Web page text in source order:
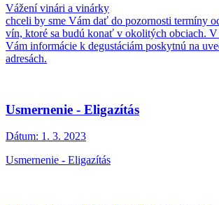
Vážení vinári a vinárky
chceli by sme Vám dať do pozornosti termíny
vín, ktoré sa budú konať v okolitých obciach. V
Vám informácie k degustáciám poskytnú na
adresách.
Usmernenie - Eligazítás
Dátum: 1. 3. 2023
Usmernenie - Eligazítás